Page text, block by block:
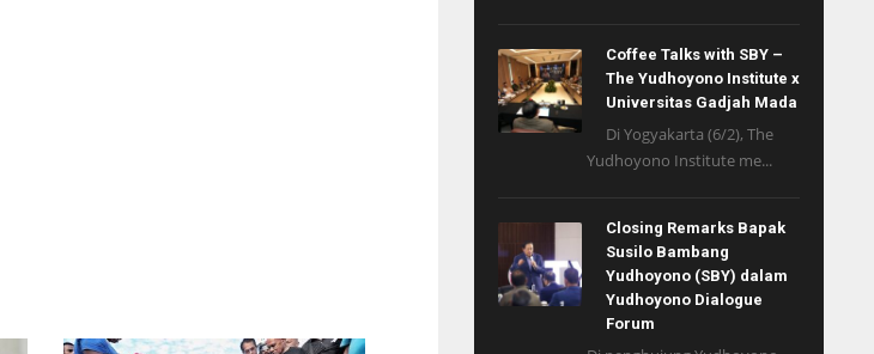
Coffee Talks with SBY –
The Yudhoyono Institute x
Universitas Gadjah Mada
Di Yogyakarta (6/2), The
Yudhoyono Institute me...
Closing Remarks Bapak
Susilo Bambang
Yudhoyono (SBY) dalam
Yudhoyono Dialogue
Forum